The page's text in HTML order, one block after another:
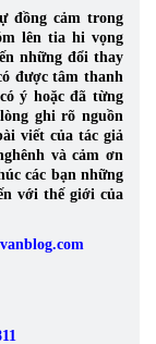
đồng cảm trong
lên tia hi vọng
những đổi thay
được tâm thanh
ý hoặc đã từng
ghi rõ nguồn
viết của tác giả
và cảm ơn
các bạn những
với thế giới của